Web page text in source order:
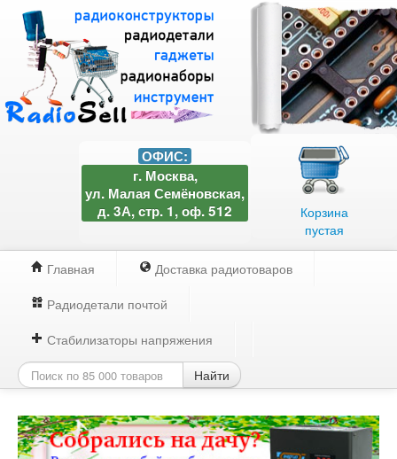
Корзина
пустая
ОФИС:
г. Москва,
ул. Малая Семёновская,
д. 3А, стр. 1, оф. 512
Главная
Доставка радиотоваров
Радиодетали почтой
Стабилизаторы напряжения
Найти